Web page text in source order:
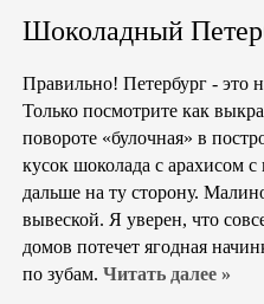
Шоколадный
Правильно! Петербург - это
Только посмотрите как
повороте «булочная» в
кусок шоколада с арахисом
дальше на ту сторону.
вывеской. Я уверен, что
домов потечет ягодная
по зубам. Читать далее »